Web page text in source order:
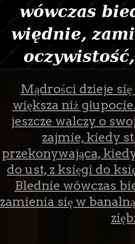
Mądrości dzieje
większa niż
jeszcze walczy o
zajmie, kiedy
przekonywająca,
do ust, z księgi do
Blednie wówczas
zamienia się w